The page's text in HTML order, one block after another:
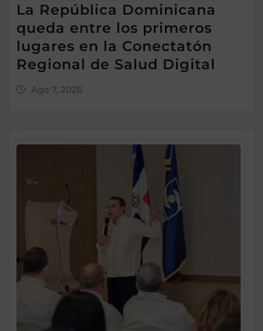
La República Dominicana
queda entre los primeros
lugares en la Conectatón
Regional de Salud Digital
Ago 7, 2026